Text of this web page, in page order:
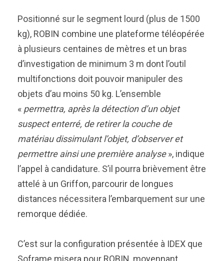
Positionné sur le segment lourd (plus de 1500
kg), ROBIN combine une plateforme téléopérée
à plusieurs centaines de mètres et un bras
d’investigation de minimum 3 m dont l’outil
multifonctions doit pouvoir manipuler des
objets d’au moins 50 kg. L’ensemble
« permettra, après la détection d’un objet
suspect enterré, de retirer la couche de
matériau dissimulant l’objet, d’observer et
permettre ainsi une première analyse», indique
l’appel à candidature. S’il pourra brièvement être
attelé à un Griffon, parcourir de longues
distances nécessitera l’embarquement sur une
remorque dédiée.
C’est sur la configuration présentée à IDEX que
Soframe misera pour ROBIN, moyennant